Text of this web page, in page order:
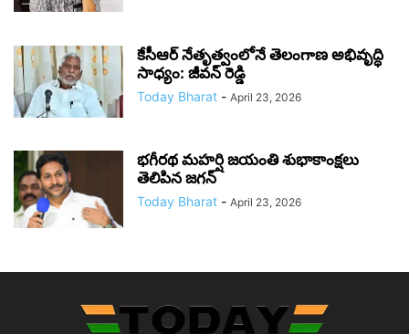
కేసీఆర్ నేతృత్వంలోనే తెలంగాణ అభివృద్ధి
సాధ్యం: జీవన్ రెడ్డి
Today Bharat - April 23, 2026
భగీరథ మహర్షి జయంతి శుభాకాంక్షలు
తెలిపిన జగన్‌
Today Bharat - April 23, 2026